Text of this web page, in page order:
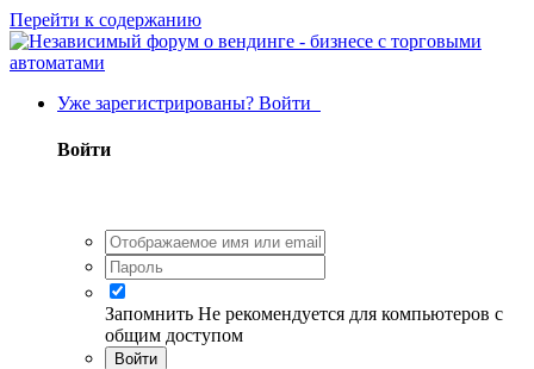
Перейти к содержанию
Уже зарегистрированы? Войти
Войти
Запомнить Не рекомендуется для компьютеров с
общим доступом
Войти